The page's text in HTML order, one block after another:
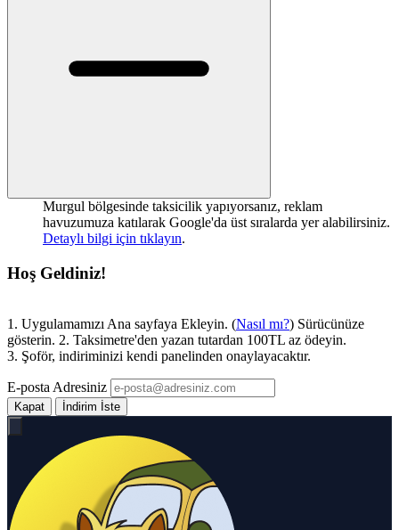
Murgul bölgesinde taksicilik yapıyorsanız, reklam
havuzumuza katılarak Google'da üst sıralarda yer alabilirsiniz.
Detaylı bilgi için tıklayın.
Hoş Geldiniz!
1. Uygulamamızı Ana sayfaya Ekleyin. (Nasıl mı?) Sürücünüze
gösterin. 2. Taksimetre'den yazan tutardan 100TL az ödeyin.
3. Şoför, indiriminizi kendi panelinden onaylayacaktır.
E-posta Adresiniz
Kapat İndirim İste